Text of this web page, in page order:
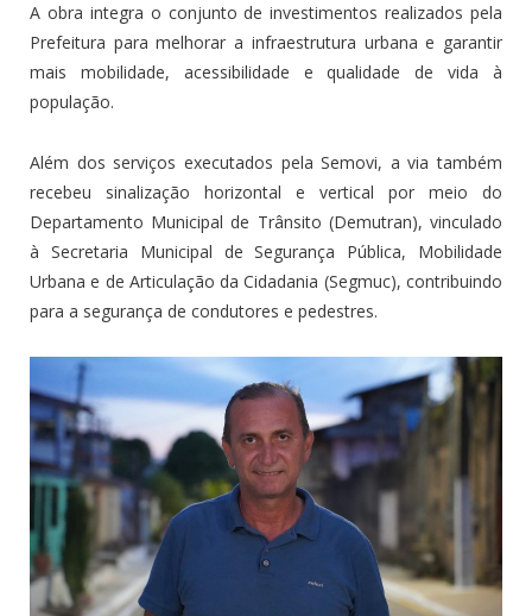
A obra integra o conjunto de investimentos realizados pela
Prefeitura para melhorar a infraestrutura urbana e garantir
mais mobilidade, acessibilidade e qualidade de vida à
população.
Além dos serviços executados pela Semovi, a via também
recebeu sinalização horizontal e vertical por meio do
Departamento Municipal de Trânsito (Demutran), vinculado
à Secretaria Municipal de Segurança Pública, Mobilidade
Urbana e de Articulação da Cidadania (Segmuc), contribuindo
para a segurança de condutores e pedestres.